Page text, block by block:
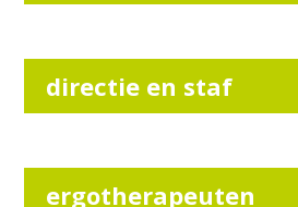
directie en staf
ergotherapeuten